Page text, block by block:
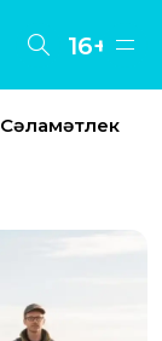
16+
Сәламәтлек